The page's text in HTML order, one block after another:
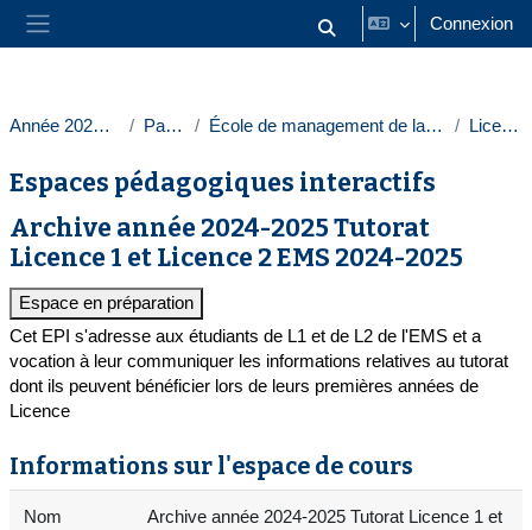
Passer au contenu principal
Panneau latéral Activer/désactiver la saisie
Connexion
Année 2024-2025 Paris 1 École de management de la Sorbonne Licences
Espaces pédagogiques interactifs
Archive année 2024-2025 Tutorat
Licence 1 et Licence 2 EMS 2024-2025
Espace en préparation
Cet EPI s'adresse aux étudiants de L1 et de L2 de l'EMS et a
vocation à leur communiquer les informations relatives au tutorat
dont ils peuvent bénéficier lors de leurs premières années de
Licence
Informations sur l'espace de cours
Nom
Archive année 2024-2025 Tutorat Licence 1 et